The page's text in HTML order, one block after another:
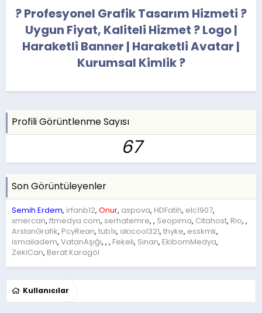
? Profesyonel Grafik Tasarım Hizmeti ?
Uygun Fiyat, Kaliteli Hizmet ? Logo |
Haraketli Banner | Haraketli Avatar |
Kurumsal Kimlik ?
Profili Görüntlenme Sayısı
67
Son Görüntüleyenler
Semih Erdem irfanb12 Onur aspova HDFatih elc1907
xmercan ftmedya.com serhatemre Seopima Citahost Rio
ArslanGrafik PcyRean tub1x akicool321 thyke esskmk
ismailadem VatanAşığı Fekeli Sinan EkibomMedya
ZekiCan Berat Karagöl
Kullanıcılar